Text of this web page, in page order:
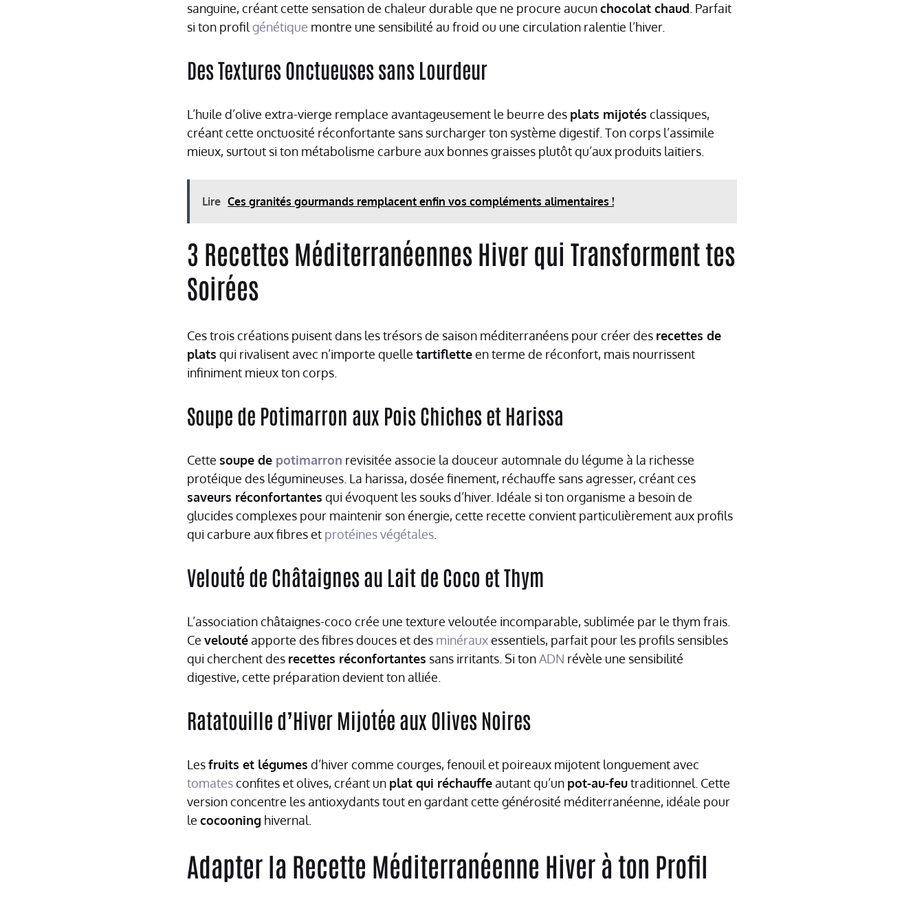
sanguine, créant cette sensation de chaleur durable que ne procure aucunchocolat chaud . Parfait
si ton profil génétique montre une sensibilité au froid ou une circulation ralentie l’hiver.
Des Textures Onctueuses sans Lourdeur
L’huile d’olive extra-vierge remplace avantageusement le beurre des plats mijotés classiques,
créant cette onctuosité réconfortante sans surcharger ton système digestif. Ton corps l’assimile
mieux, surtout si ton métabolisme carbure aux bonnes graisses plutôt qu’aux produits laitiers.
Lire Ces granités gourmands remplacent enfin vos compléments alimentaires !
3 Recettes Méditerranéennes Hiver qui Transforment tes
Soirées
Ces trois créations puisent dans les trésors de saison méditerranéens pour créer des recettes de
plats qui rivalisent avec n’importe quelle tartifletteen terme de réconfort, mais nourrissent
infiniment mieux ton corps.
Soupe de Potimarron aux Pois Chiches et Harissa
Cette soupe de potimarron revisitée associe la douceur automnale du légume à la richesse
protéique des légumineuses. La harissa, dosée finement, réchauffe sans agresser, créant ces
saveurs réconfortantes qui évoquent les souks d’hiver. Idéale si ton organisme a besoin de
glucides complexes pour maintenir son énergie, cette recette convient particulièrement aux profils
qui carbure aux fibres et protéines végétales
Velouté de Châtaignes au Lait de Coco et Thym
L’association châtaignes-coco crée une texture veloutée incomparable, sublimée par le thym frais.
Ce veloutéapporte des fibres douces et des minérauxessentiels, parfait pour les profils sensibles
qui cherchent des recettes réconfortantes sans irritants. Si tonADN révèle une sensibilité
digestive, cette préparation devient ton alliée.
Ratatouille d’Hiver Mijotée aux Olives Noires
Lesfruits et légumes d’hiver comme courges, fenouil et poireaux mijotent longuement avec
tomatesconfites et olives, créant un plat qui réchauffeautant qu’un pot-au-feutraditionnel. Cette
version concentre les antioxydants tout en gardant cette générosité méditerranéenne, idéale pour
le cocooning hivernal.
Adapter la Recette Méditerranéenne Hiver à ton Profil